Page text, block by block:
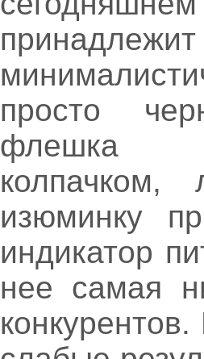
просто
флешка
изюминку
индикатор
нее самая